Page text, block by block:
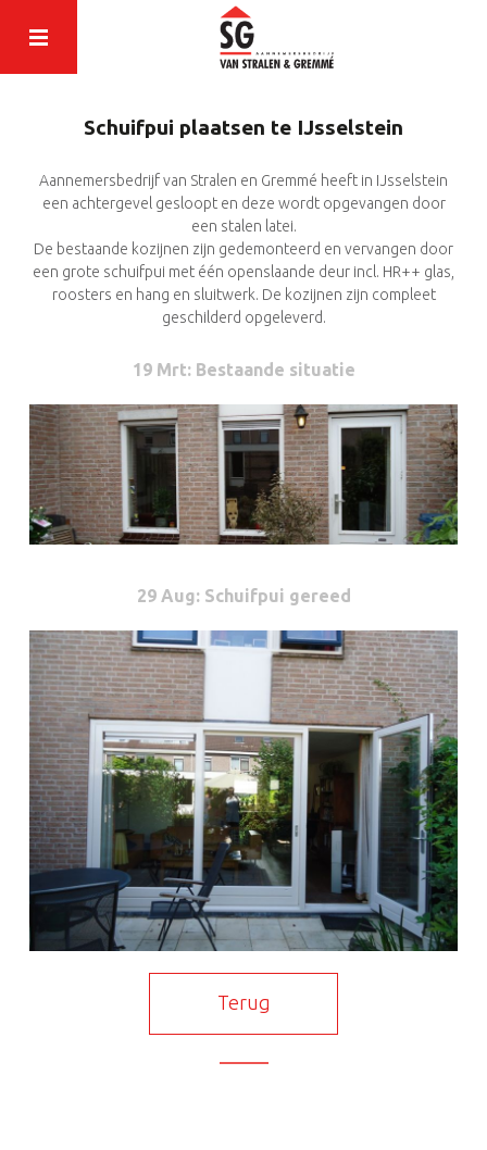
Schuifpui plaatsen te IJsselstein
Aannemersbedrijf van Stralen en Gremmé heeft in IJsselstein
een achtergevel gesloopt en deze wordt opgevangen door
een stalen latei.
De bestaande kozijnen zijn gedemonteerd en vervangen door
een grote schuifpui met één openslaande deur incl. HR++ glas,
roosters en hang en sluitwerk. De kozijnen zijn compleet
geschilderd opgeleverd.
19 Mrt: Bestaande situatie
29 Aug: Schuifpui gereed
Terug